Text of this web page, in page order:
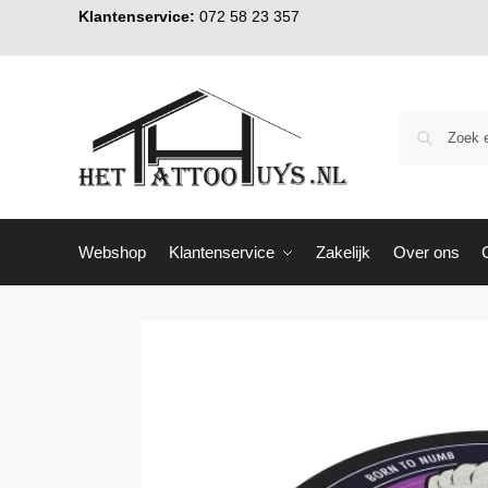
Klantenservice: 072 58 23 357
Webshop Klantenservice Zakelijk Over ons